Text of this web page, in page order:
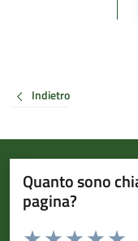
Indietro
Quanto sono
pagina?
Valuta da 1 a 5 stelle la